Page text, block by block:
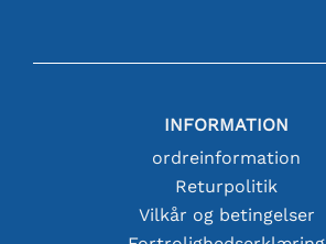
INFORMATION
ordreinformation
Returpolitik
Vilkår og betingelser